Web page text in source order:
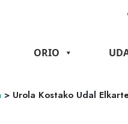
ORIO
> Urola Kostako Udal